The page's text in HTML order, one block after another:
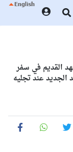
القديم في سفر
الجديد عند تجليه